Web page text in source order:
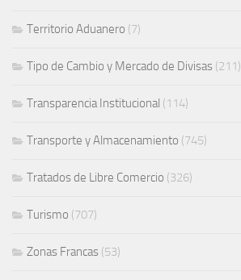
Territorio Aduanero (7)
Tipo de Cambio y Mercado de Divisas (211)
Transparencia Institucional (114)
Transporte y Almacenamiento (745)
Tratados de Libre Comercio (326)
Turismo (707)
Zonas Francas (53)